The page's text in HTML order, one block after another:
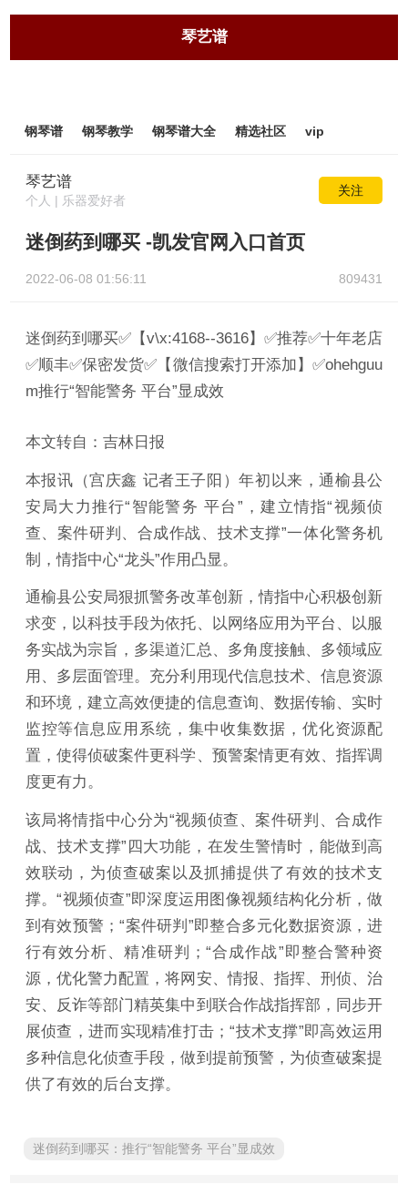
琴艺谱
钢琴谱 钢琴教学 钢琴谱大全 精选社区 vip
琴艺谱
个人 | 乐器爱好者
关注
迷倒药到哪买 -凯发官网入口首页
2022-06-08 01:56:11 809431
迷倒药到哪买✅【v\x:4168--3616】✅推荐✅十年老店
✅顺丰✅保密发货✅【微信搜索打开添加】✅ohehguu
m推行“智能警务 平台”显成效
本文转自：吉林日报
本报讯（宫庆鑫 记者王子阳）年初以来，通榆县公
安局大力推行“智能警务 平台”，建立情指“视频侦
查、案件研判、合成作战、技术支撑”一体化警务机
制，情指中心“龙头”作用凸显。
通榆县公安局狠抓警务改革创新，情指中心积极创新
求变，以科技手段为依托、以网络应用为平台、以服
务实战为宗旨，多渠道汇总、多角度接触、多领域应
用、多层面管理。充分利用现代信息技术、信息资源
和环境，建立高效便捷的信息查询、数据传输、实时
监控等信息应用系统，集中收集数据，优化资源配
置，使得侦破案件更科学、预警案情更有效、指挥调
度更有力。
该局将情指中心分为“视频侦查、案件研判、合成作
战、技术支撑”四大功能，在发生警情时，能做到高
效联动，为侦查破案以及抓捕提供了有效的技术支
撑。“视频侦查”即深度运用图像视频结构化分析，做
到有效预警；“案件研判”即整合多元化数据资源，进
行有效分析、精准研判；“合成作战”即整合警种资
源，优化警力配置，将网安、情报、指挥、刑侦、治
安、反诈等部门精英集中到联合作战指挥部，同步开
展侦查，进而实现精准打击；“技术支撑”即高效运用
多种信息化侦查手段，做到提前预警，为侦查破案提
供了有效的后台支撑。
迷倒药到哪买：推行“智能警务 平台”显成效